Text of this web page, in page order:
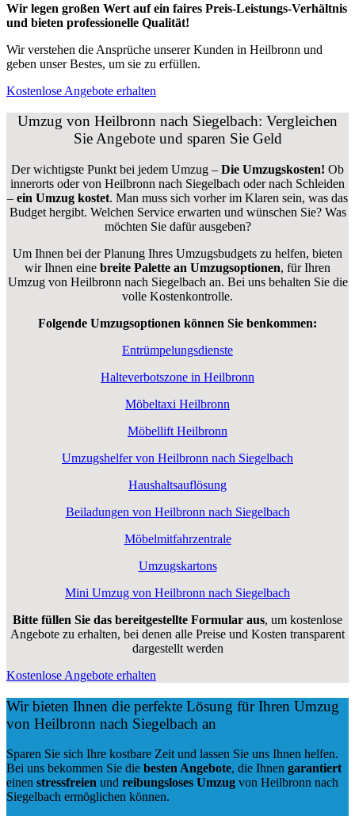
Wir legen großen Wert auf ein faires Preis-Leistungs-Verhältnis
und bieten professionelle Qualität!
Wir verstehen die Ansprüche unserer Kunden in Heilbronn und
geben unser Bestes, um sie zu erfüllen.
Kostenlose Angebote erhalten
Umzug von Heilbronn nach Siegelbach: Vergleichen
Sie Angebote und sparen Sie Geld
Der wichtigste Punkt bei jedem Umzug – Die Umzugskosten! Ob
innerorts oder von Heilbronn nach Siegelbach oder nach Schleiden
– ein Umzug kostet. Man muss sich vorher im Klaren sein, was das
Budget hergibt. Welchen Service erwarten und wünschen Sie? Was
möchten Sie dafür ausgeben?
Um Ihnen bei der Planung Ihres Umzugsbudgets zu helfen, bieten
wir Ihnen eine breite Palette an Umzugsoptionen, für Ihren
Umzug von Heilbronn nach Siegelbach an. Bei uns behalten Sie die
volle Kostenkontrolle.
Folgende Umzugsoptionen können Sie benkommen:
Entrümpelungsdienste
Halteverbotszone in Heilbronn
Möbeltaxi Heilbronn
Möbellift Heilbronn
Umzugshelfer von Heilbronn nach Siegelbach
Haushaltsauflösung
Beiladungen von Heilbronn nach Siegelbach
Möbelmitfahrzentrale
Umzugskartons
Mini Umzug von Heilbronn nach Siegelbach
Bitte füllen Sie das bereitgestellte Formular aus, um kostenlose
Angebote zu erhalten, bei denen alle Preise und Kosten transparent
dargestellt werden
Kostenlose Angebote erhalten
Wir bieten Ihnen die perfekte Lösung für Ihren Umzug
von Heilbronn nach Siegelbach an
Sparen Sie sich Ihre kostbare Zeit und lassen Sie uns Ihnen helfen.
Bei uns bekommen Sie die besten Angebote, die Ihnen garantiert
einen stressfreien und reibungsloses Umzug von Heilbronn nach
Siegelbach ermöglichen können.